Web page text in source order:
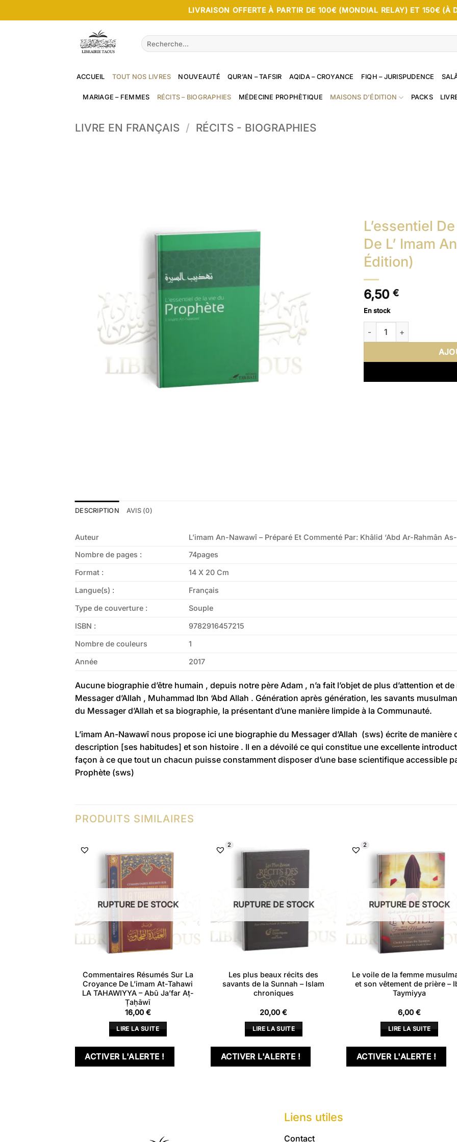
au
LIVRAISON OFFERTE À PARTIR DE 100€ (MONDIAL RELAY) ET 150€ (À
Recherche
pour :
ACCUEIL TOUT NOS LIVRES NOUVEAUTÉ QUR’AN – TAFSIR AQIDA – CROYANCE FIQH – JURISPUDENCE
MARIAGE – FEMMES RÉCITS – BIOGRAPHIES MÉDECINE PROPHÈTIQUE MAISONS D’ÉDITION PACKS
LIVRE EN FRANÇAIS / RÉCITS - BIOGRAPHIES
L’essentiel
De L’ Imam
Édition)
6,50 €
En stock
quantité de L'essentiel
DESCRIPTION AVIS (0)
Auteur
L’imam An-Nawawî – Préparé Et Commenté Par: Khâlid ‘Abd Ar-Rahmân As-
Nombre de pages :
74pages
Format : 14 X 20 Cm
Langue(s) : Français
Type de couverture : Souple
ISBN : 9782916457215
Nombre de couleurs 1
Année 2017
Aucune biographie d’être humain , depuis notre père Adam , n’a fait l’objet de plus d’attention et
Messager d’Allah , Muhammad Ibn ‘Abd Allah . Génération après génération, les savants
du Messager d’Allah et sa biographie, la présentant d’une manière limpide à la Communauté.
L’imam An-Nawawînous propose ici une biographie du Messager d’Allah (sws) écrite de manière
description [ses habitudes] et son histoire . Il en a dévoilé ce qui constitue une excellente
façon à ce que tout un chacun puisse constamment disposer d’une base scientifique accessible
Prophète (sws)
PRODUITS SIMILAIRES
RUPTURE DE STOCK
Commentaires Résumés Sur La
Croyance De L’imam At-Tahawi
LA TAHAWIYYA – Abū Ja’far Aṭ-
Ṭaḥāwī
16,00 €
LIRE LA SUITE
ACTIVER L'ALERTE !
2
RUPTURE DE STOCK
Les plus beaux récits des
savants de la Sunnah – Islam
chroniques
20,00€
LIRE LA SUITE
ACTIVER L'ALERTE !
2
RUPTURE DE STOCK
Le voile de la femme
et son vêtement de prière –
Taymiyya
6,00€
LIRE LA SUITE
ACTIVER L'ALERTE !
Liens utiles
Contact